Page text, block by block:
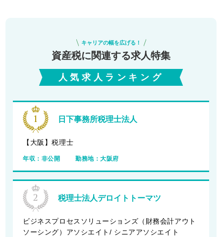
キャリアの幅を広げる！
資産税に関連する求人特集
人気求人ランキング
日下事務所税理士法人
【大阪】税理士
年収： 非公開 勤務地：大阪府
税理士法人デロイトトーマツ
ビジネスプロセスソリューションズ（財務会計アウト
ソーシング）アソシエイト/ シニアアソシエイト